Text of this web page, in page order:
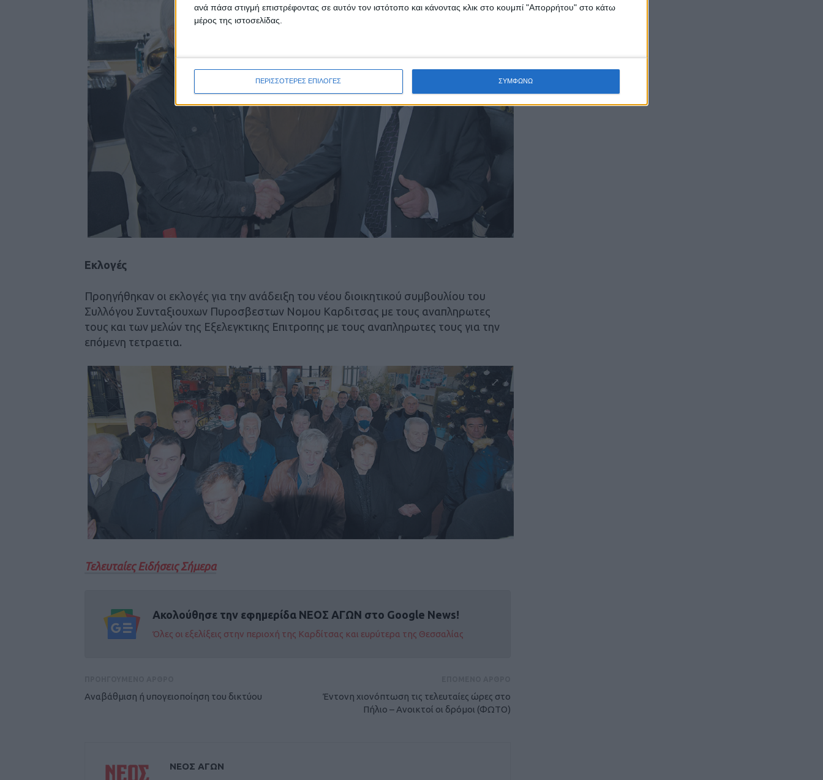
ανά πάσα στιγμή επιστρέφοντας σε αυτόν τον ιστότοπο και κάνοντας κλικ στο κουμπί "Απορρήτου" στο κάτω
μέρος της ιστοσελίδας.
ΠΕΡΙΣΣΟΤΕΡΕΣ ΕΠΙΛΟΓΕΣ ΣΥΜΦΩΝΩ
Εκλογές
Προηγήθηκαν οι εκλογές για την ανάδειξη του νέου διοικητικού συμβουλίου του
Συλλόγου Συνταξιουχων Πυροσβεστων Νομου Καρδιτσας με τους αναπληρωτες
τους και των μελών της Εξελεγκτικης Επιτροπης με τους αναπληρωτες τους για την
επόμενη τετραετια.
Τελευταίες Ειδήσεις Σήμερα
Ακολούθησε την εφημερίδα ΝΕΟΣ ΑΓΩΝ στο Google News!
Όλες οι εξελίξεις στην περιοχή της Καρδίτσας και ευρύτερα της Θεσσαλίας
Αναβάθμιση ή υπογειοποίηση του δικτύου
Έντονη χιονόπτωση τις τελευταίες ώρες στο
Πήλιο – Ανοικτοί οι δρόμοι (ΦΩTO)
ΝΕΟΣ ΑΓΩΝ